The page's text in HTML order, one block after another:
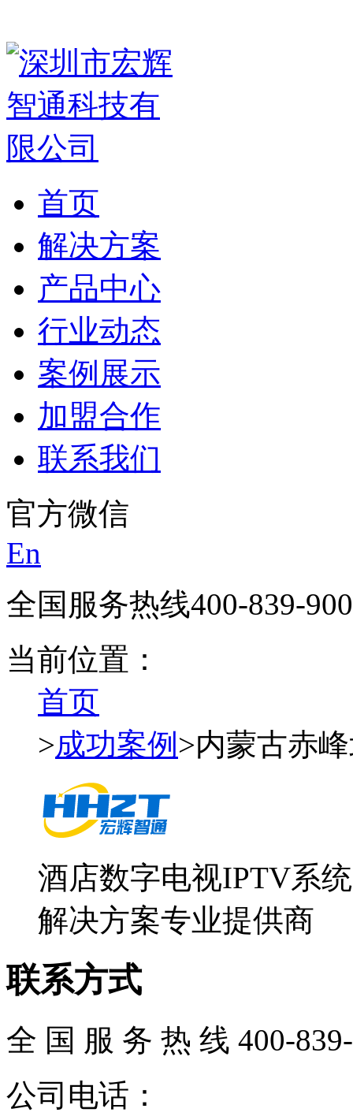
首页
解决方案
产品中心
行业动态
案例展示
加盟合作
联系我们
官方微信
En
全国服务热线400-839-
当前位置：
首页
>成功案例 >内蒙古赤
酒店数字电视IPTV系
解决方案专业提供商
联系方式
全 国 服 务 热 线 400-
公司电话：